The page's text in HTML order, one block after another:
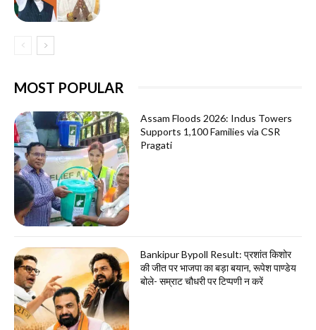
MOST POPULAR
Assam Floods 2026: Indus Towers
Supports 1,100 Families via CSR
Pragati
Bankipur Bypoll Result: प्रशांत किशोर
की जीत पर भाजपा का बड़ा बयान, रूपेश पाण्डेय
बोले- सम्राट चौधरी पर टिप्पणी न करें